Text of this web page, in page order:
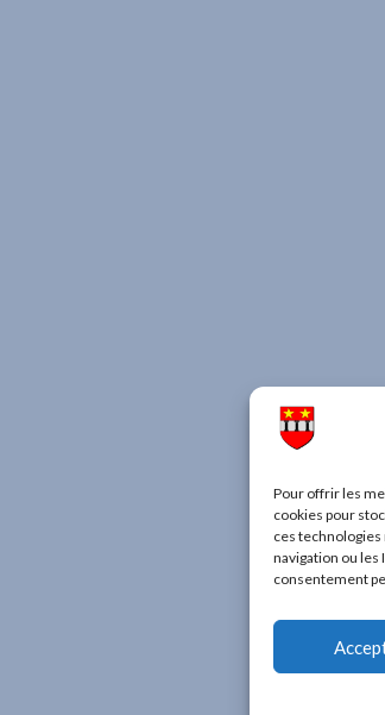
Pour offrir les
cookies pour
ces
navigation ou les
consentement